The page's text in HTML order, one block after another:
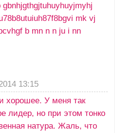
mk vj
b mn n n ju i nn
13:15
хорошее. У меня так
лидер, но при этом тонко
натура. Жаль, что